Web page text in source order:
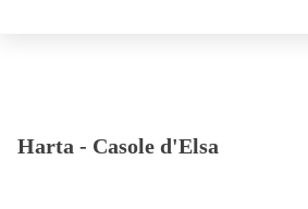
Harta - Casole d'Elsa